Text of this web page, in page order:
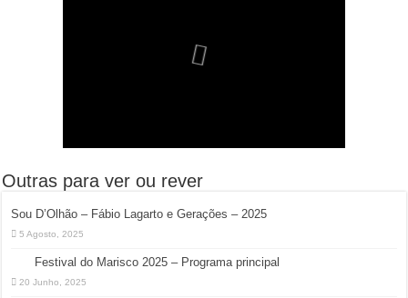
Outras para ver ou rever
Sou D’Olhão – Fábio Lagarto e Gerações – 2025
5 Agosto, 2025
Festival do Marisco 2025 – Programa principal
20 Junho, 2025